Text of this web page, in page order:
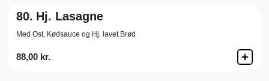
80. Hj. Lasagne
Med Ost, Kødsauce og Hj. lavet Brød
88,00 kr.